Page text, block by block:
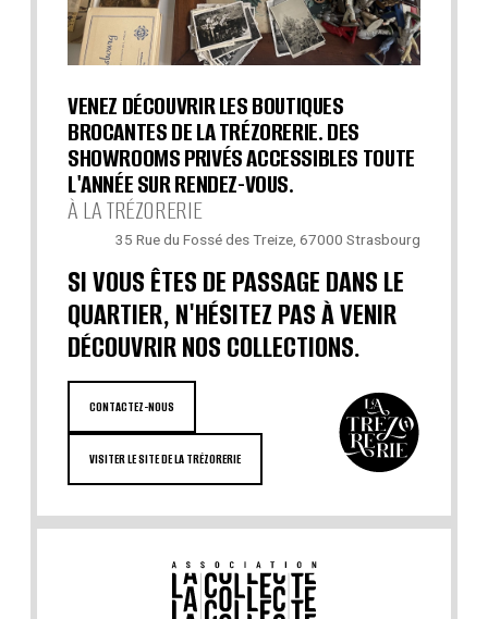
VENEZ DÉCOUVRIR LES BOUTIQUES
BROCANTES DE LA TRÉZORERIE. DES
SHOWROOMS PRIVÉS ACCESSIBLES TOUTE
L'ANNÉE SUR RENDEZ-VOUS.
À LA TRÉZORERIE
35 Rue du Fossé des Treize, 67000 Strasbourg
SI VOUS ÊTES DE PASSAGE DANS LE
QUARTIER, N'HÉSITEZ PAS À VENIR
DÉCOUVRIR NOS COLLECTIONS.
CONTACTEZ-NOUS
VISITER LE SITE DE LA TRÉZORERIE